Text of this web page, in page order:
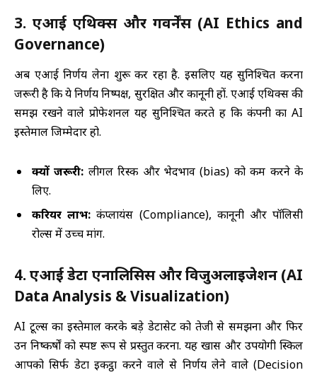
3. एआई एथिक्स और गवर्नेंस (AI Ethics and
Governance)
अब एआई निर्णय लेना शुरू कर रहा है. इसलिए यह सुनिश्चित करना
जरूरी है कि ये निर्णय निष्पक्ष, सुरक्षित और कानूनी हों. एआई एथिक्स की
समझ रखने वाले प्रोफेशनल यह सुनिश्चित करते हैं कि कंपनी का AI
इस्तेमाल जिम्मेदार हो.
क्यों जरूरी: लीगल रिस्क और भेदभाव (bias) को कम करने के
लिए.
करियर लाभ: कंप्लायंस (Compliance), कानूनी और पॉलिसी
रोल्स में उच्च मांग.
4. एआई डेटा एनालिसिस और विजुअलाइजेशन (AI
Data Analysis & Visualization)
AI टूल्स का इस्तेमाल करके बड़े डेटासेट को तेजी से समझना और फिर
उन निष्कर्षों को स्पष्ट रूप से प्रस्तुत करना. यह खास और उपयोगी स्किल
आपको सिर्फ डेटा इकट्ठा करने वाले से निर्णय लेने वाले (Decision